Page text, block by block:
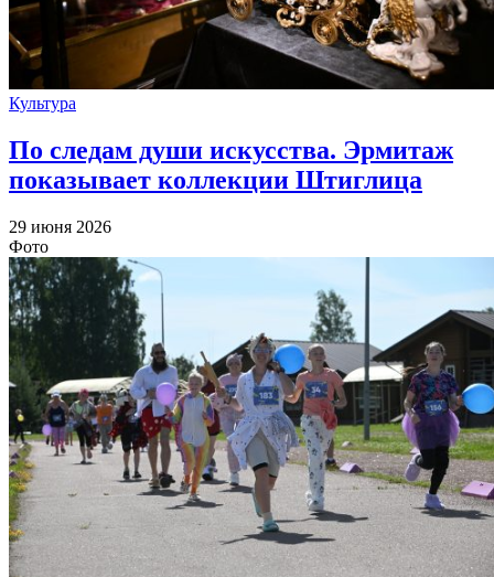
Культура
По следам души искусства. Эрмитаж
показывает коллекции Штиглица
29 июня 2026
Фото